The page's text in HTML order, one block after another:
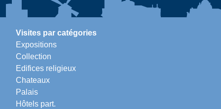
Visites par catégories
Expositions
Collection
Edifices religieux
Chateaux
Palais
Hôtels part.